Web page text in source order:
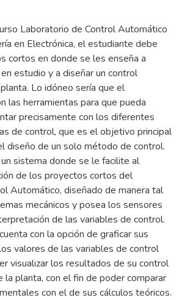
Laboratorio de Control Automático
en Electrónica, el estudiante debe
cortos en donde se les enseña a
estudio y a diseñar un control
Lo idóneo sería que el
las herramientas para que pueda
precisamente con los diferentes
de control, que es el objetivo principal
diseño de un solo método de control.
sistema donde se le facilite al
de los proyectos cortos del
Automático, diseñado de manera tal
mecánicos y posea los sensores
de las variables de control.
con la opción de graficar sus
valores de las variables de control
visualizar los resultados de su control
planta, con el fin de poder comparar
con el de sus cálculos teóricos.